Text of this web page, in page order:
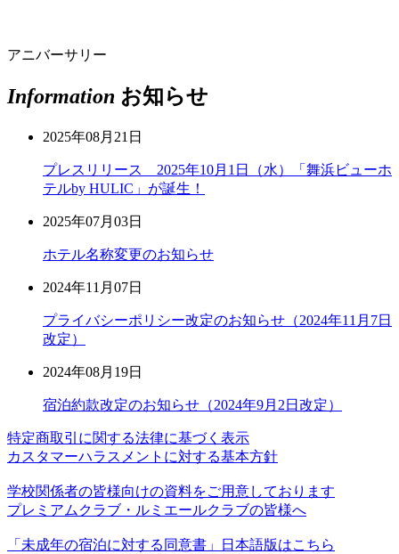
アニバーサリー
Information お知らせ
2025年08月21日
プレスリリース 2025年10月1日（水）「舞浜ビューホ
テルby HULIC」が誕生！
2025年07月03日
ホテル名称変更のお知らせ
2024年11月07日
プライバシーポリシー改定のお知らせ（2024年11月7日
改定）
2024年08月19日
宿泊約款改定のお知らせ（2024年9月2日改定）
特定商取引に関する法律に基づく表示
カスタマーハラスメントに対する基本方針
学校関係者の皆様向けの資料をご用意しております
プレミアムクラブ・ルミエールクラブの皆様へ
「未成年の宿泊に対する同意書」日本語版はこちら